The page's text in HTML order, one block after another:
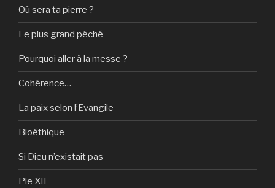
Où sera ta pierre ?
Le plus grand péché
Pourquoi aller à la messe ?
Cohérence…
La paix selon l’Evangile
Bioéthique
Si Dieu n’existait pas
Pie XII